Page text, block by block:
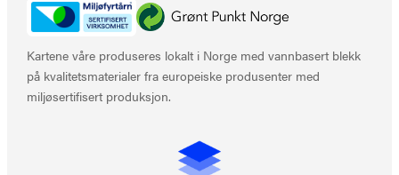
Kartene våre produseres lokalt i Norge med vannbasert blekk
på kvalitetsmaterialer fra europeiske produsenter med
miljøsertifisert produksjon.